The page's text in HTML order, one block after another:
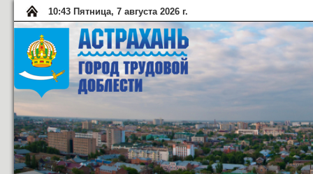
10:43 Пятница, 7 августа 2026 г.